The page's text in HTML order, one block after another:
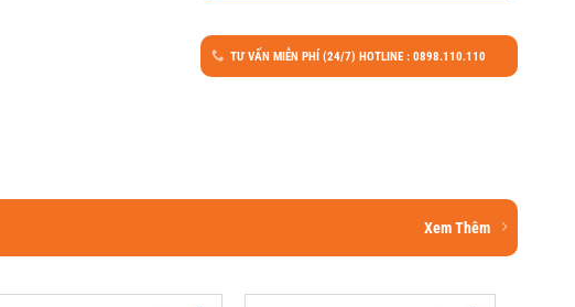
TƯ VẤN MIỄN PHÍ (24/7) HOTLINE : 0898.110.110
Xem Thêm